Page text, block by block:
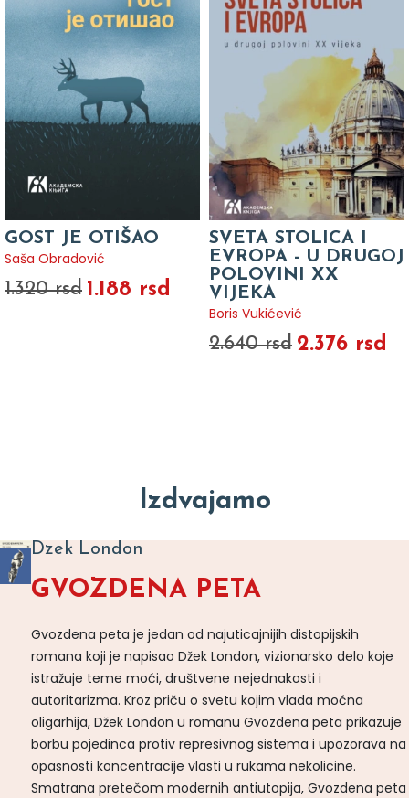
GOST JE OTIŠAO
Saša Obradović
1.320 rsd 1.188 rsd
SVETA STOLICA I
EVROPA - U DRUGOJ
POLOVINI XX
VIJEKA
Boris Vukićević
2.640 rsd 2.376 rsd
Izdvajamo
Dzek London
GVOZDENA PETA
Gvozdena peta je jedan od najuticajnijih distopijskih
romana koji je napisao Džek London, vizionarsko delo koje
istražuje teme moći, društvene nejednakosti i
autoritarizma. Kroz priču o svetu kojim vlada moćna
oligarhija, Džek London u romanu Gvozdena peta prikazuje
borbu pojedinca protiv represivnog sistema i upozorava na
opasnosti koncentracije vlasti u rukama nekolicine.
Smatrana pretečom modernih antiutopija, Gvozdena peta